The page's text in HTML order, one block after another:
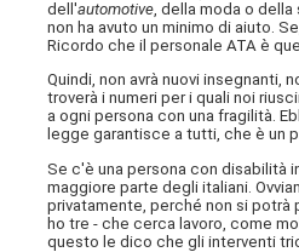
dell'automotive, della moda o della
non ha avuto un minimo di aiuto.
Ricordo che il personale ATA è
Quindi, non avrà nuovi insegnanti,
troverà i numeri per i quali noi
a ogni persona con una fragilità.
legge garantisce a tutti, che è un
Se c'è una persona con disabilità
maggiore parte degli italiani.
privatamente, perché non si potrà
ho tre - che cerca lavoro, come
questo le dico che gli interventi